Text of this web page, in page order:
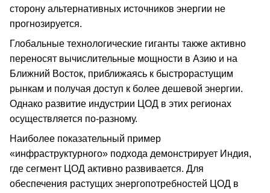
сторону альтернативных источников энергии не
прогнозируется.
Глобальные технологические гиганты также активно
переносят вычислительные мощности в Азию и на
Ближний Восток, приближаясь к быстрорастущим
рынкам и получая доступ к более дешевой энергии.
Однако развитие индустрии ЦОД в этих регионах
осуществляется по-разному.
Наиболее показательный пример
«инфраструктурного» подхода демонстрирует Индия,
где сегмент ЦОД активно развивается. Для
обеспечения растущих энергопотребностей ЦОД в